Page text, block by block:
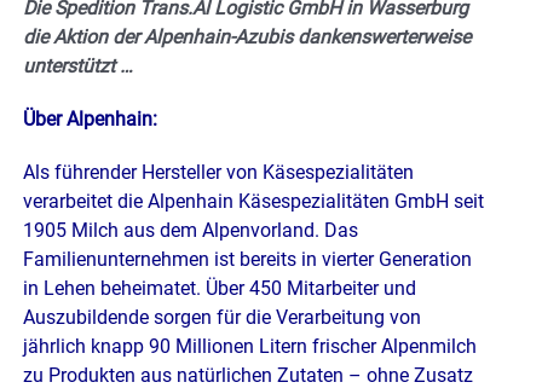
Die Spedition Trans.Al Logistic GmbH in Wasserburg
die Aktion der Alpenhain-Azubis dankenswerterweise
unterstützt …
Über Alpenhain:
Als führender Hersteller von Käsespezialitäten
verarbeitet die Alpenhain Käsespezialitäten GmbH seit
1905 Milch aus dem Alpenvorland. Das
Familienunternehmen ist bereits in vierter Generation
in Lehen beheimatet. Über 450 Mitarbeiter und
Auszubildende sorgen für die Verarbeitung von
jährlich knapp 90 Millionen Litern frischer Alpenmilch
zu Produkten aus natürlichen Zutaten – ohne Zusatz